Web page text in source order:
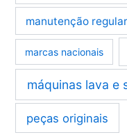
manutenção regular
marcas nacionais
máquinas lava e
peças originais